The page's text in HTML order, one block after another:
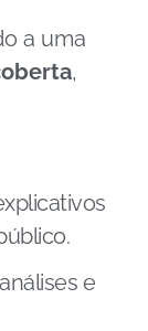
a uma
,
e